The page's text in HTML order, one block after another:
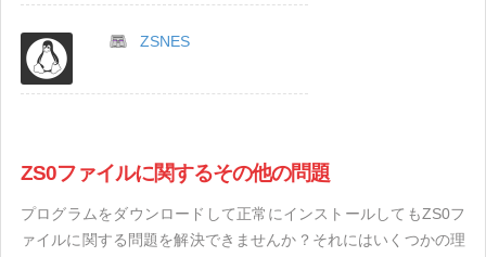
ZSNES
ZS0ファイルに関するその他の問題
プログラムをダウンロードして正常にインストールしてもZS0フ
ァイルに関する問題を解決できませんか？それにはいくつかの理